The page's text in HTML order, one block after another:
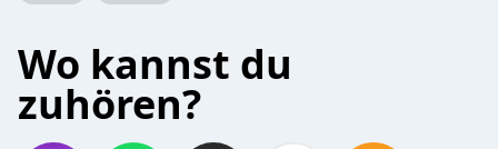
Wo kannst du
zuhören?